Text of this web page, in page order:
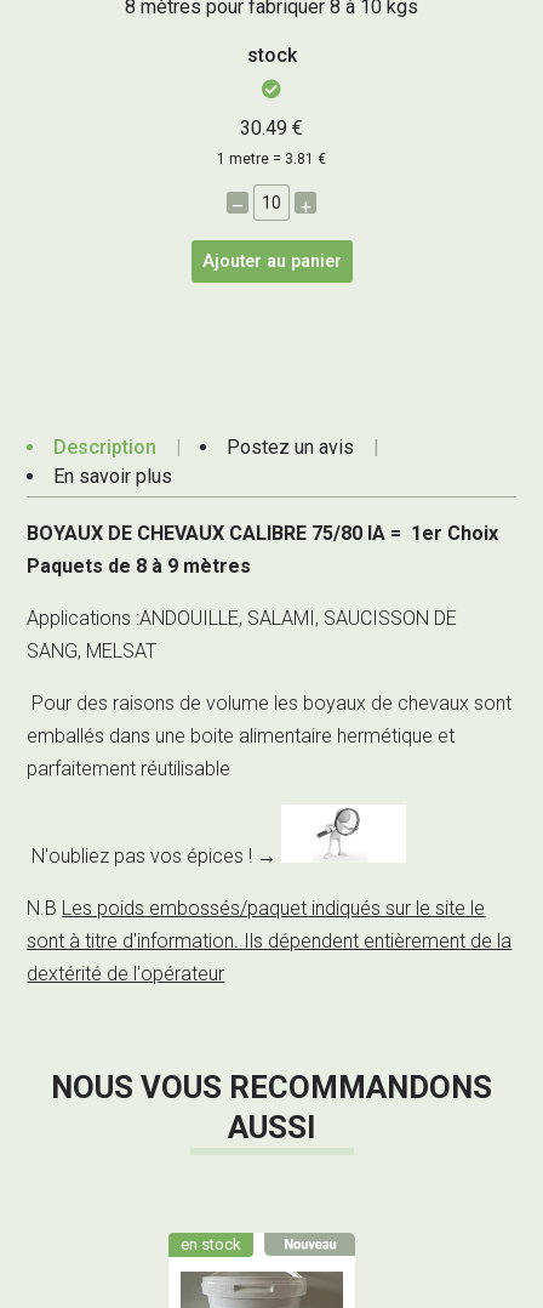
8 mètres pour fabriquer 8 à 10 kgs
stock
30.49 €
1 metre = 3.81 €
– +
Ajouter au panier
Description
Postez un avis
En savoir plus
BOYAUX DE CHEVAUX CALIBRE 75/80 IA = 1er Choix
Paquets de 8 à 9 mètres
Applications :ANDOUILLE, SALAMI, SAUCISSON DE
SANG, MELSAT
Pour des raisons de volume les boyaux de chevaux sont
emballés dans une boite alimentaire hermétique et
parfaitement réutilisable
N'oubliez pas vos épices ! →
N.B Les poids embossés/paquet indiqués sur le site le
sont à titre d'information. Ils dépendent entièrement de la
dextérité de l'opérateur
NOUS VOUS RECOMMANDONS
AUSSI
en stock